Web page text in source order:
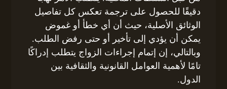
دقيقًا للحصول على ترجمة تعكس كل تفاصيل
الوثائق الأصلية، حيث أن أي خطأ أو غموض
يمكن أن يؤدي إلى تأخير أو حتى رفض الطلب.
وبالتالي، إن إتمام إجراءات الزواج يتطلب إدراكًا
تامًا لأهمية العوامل القانونية والثقافية بين
الدول.